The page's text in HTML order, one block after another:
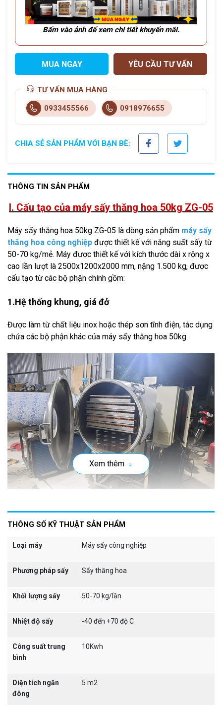
Bấm vào ảnh để xem chi tiết khuyến mãi.
MUA NGAY YÊU CẦU TƯ VẤN
TƯ VẤN MUA HÀNG
0933455566 0918976655
CHIA SẺ SẢN PHẨM VỚI BẠN BÈ:
THÔNG TIN SẢN PHẨM
I. Cấu tạo của máy sấy thăng hoa 50kg ZG-05
Máy sấy thăng hoa 50kg ZG-05 là dòng sản phẩm máy sấy
thăng hoa công nghiệp được thiết kế với năng suất sấy từ
50-70 kg/mẻ. Máy được thiết kế với kích thước dài x rộng x
cao lần lượt là 2500x1200x2000 mm, nặng 1.500 kg, được
cấu tạo từ các bộ phận chính gồm:
1.Hệ thống khung, giá đở
Được làm từ chất liệu inox hoặc thép sơn tĩnh điện, tác dụng
chứa các bộ phận khác của máy sấy thăng hoa 50kg.
2. Buồng sấy
Buồng sấy được thiết kế dạng hình trụ có diện tích đạt 5 m2
được bố trí tấm gương trong suốt, giúp người dùng dễ dàng
Xem thêm
THÔNG SỐ KỸ THUẬT SẢN PHẨM
Loại máy Máy sấy công nghiệp
Phương pháp sấy Sấy thăng hoa
Khối lượng sấy 50-70 kg/lần
Nhiệt độ sấy -40 đến +70 độ C
Công suất trung
bình
10Kwh
Diện tích ngăn
đông
5 m2